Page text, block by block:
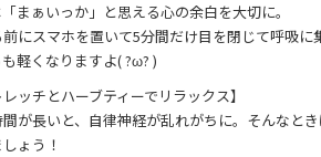
まぁいっか」と思える心の余白を大切に。
にスマホを置いて5分間だけ目を閉じて呼吸
軽くなりますよ( ?ω? )
ッチとハーブティーでリラックス】
が長いと、自律神経が乱れがちに。そんなと
ょう！